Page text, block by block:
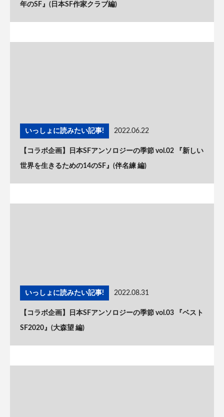
年のSF』(日本SF作家クラブ編)
いっしょに読みたい記事! 2022.06.22
【コラボ企画】日本SFアンソロジーの季節 vol.02 『新しい
世界を生きるための14のSF』(伴名練 編)
いっしょに読みたい記事! 2022.08.31
【コラボ企画】日本SFアンソロジーの季節 vol.03 『ベスト
SF2020』(大森望 編)